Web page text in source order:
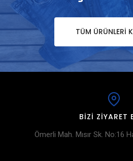
TÜM ÜRÜNLERI
BIZI ZIYARET
Ömerli Mah. Mısır Sk. No:16